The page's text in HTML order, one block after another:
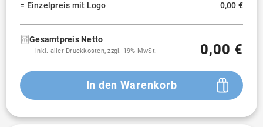
= Einzelpreis mit Logo
0,00 €
Gesamtpreis Netto
inkl. aller Druckkosten, zzgl. 19% MwSt. 0,00 €
In den Warenkorb